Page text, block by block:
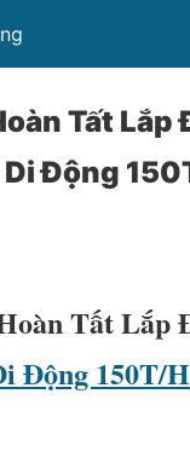
Tất Lắp
Động
Tất Lắp
Động 150T/H